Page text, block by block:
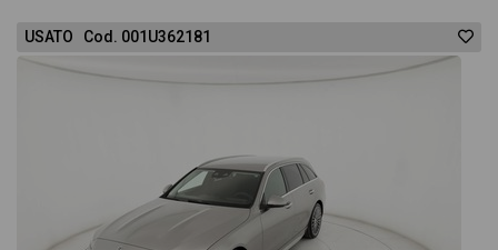
USATO Cod. 001U362181